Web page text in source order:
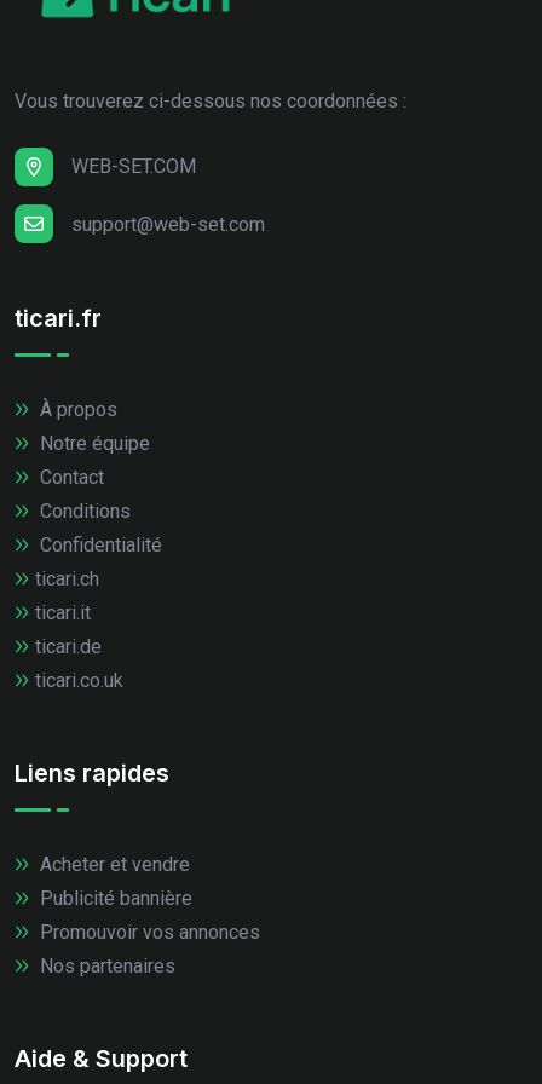
Vous trouverez ci-dessous nos coordonnées :
WEB-SET.COM
support@web-set.com
ticari.fr
À propos
Notre équipe
Contact
Conditions
Confidentialité
ticari.ch
ticari.it
ticari.de
ticari.co.uk
Liens rapides
Acheter et vendre
Publicité bannière
Promouvoir vos annonces
Nos partenaires
Aide & Support